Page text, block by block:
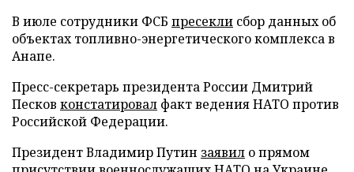
В июле сотрудники ФСБ пресекли сбор данных об
объектах топливно-энергетического комплекса в
Анапе.
Пресс-секретарь президента России Дмитрий
Песков констатировал факт ведения НАТО против
Российской Федерации.
Президент Владимир Путин заявил о прямом